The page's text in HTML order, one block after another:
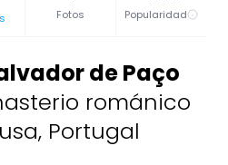
Fotos Popularidad
de Paço
románico
Portugal